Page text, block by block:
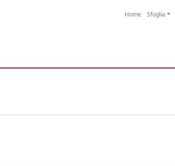
Home Sfoglia